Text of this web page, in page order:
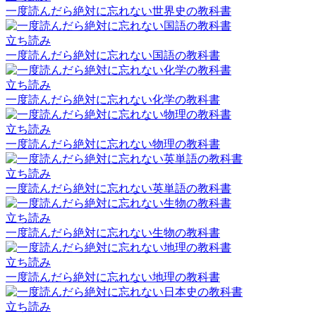
一度読んだら絶対に忘れない世界史の教科書
立ち読み
一度読んだら絶対に忘れない国語の教科書
立ち読み
一度読んだら絶対に忘れない化学の教科書
立ち読み
一度読んだら絶対に忘れない物理の教科書
立ち読み
一度読んだら絶対に忘れない英単語の教科書
立ち読み
一度読んだら絶対に忘れない生物の教科書
立ち読み
一度読んだら絶対に忘れない地理の教科書
立ち読み